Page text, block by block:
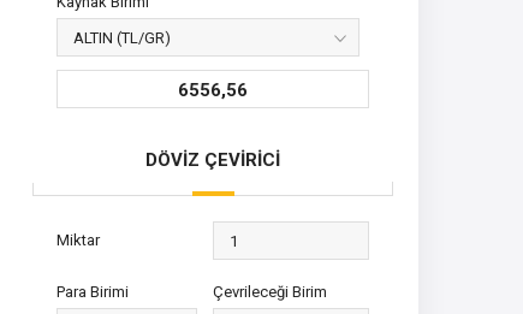
6556,56
DÖVİZ ÇEVİRİCİ
Miktar
Para Birimi Çevrileceği Birim